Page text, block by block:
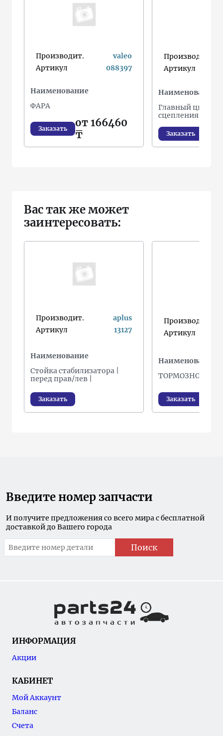
Производит.
valeo
Артикул
088397
Наименование
ФАРА
Заказать
от 166460
₸
Производит.
Артикул
Наименование
Главный
сцепления
Заказать
Вас так же может
заинтересовать:
Производит.
aplus
Артикул
13127
Наименование
Стойка стабилизатора |
перед прав/лев |
Заказать
Производит.
Артикул
Наименование
ТОРМОЗНОЙ
Заказать
Введите номер запчасти
И получите предложения со всего мира с бесплатной
доставкой до Вашего города
Поиск
ИНФОРМАЦИЯ
Акции
КАБИНЕТ
Мой Аккаунт
Баланс
Счета